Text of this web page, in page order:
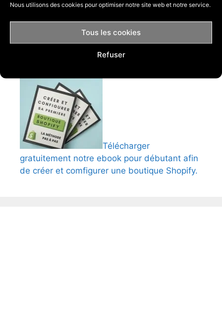
Nous utilisons des cookies pour optimiser notre site web et notre service.
Tous les cookies
Refuser
Comment créer une boutique Shopify
Télécharger
gratuitement notre ebook pour débutant afin
de créer et comfigurer une boutique Shopify.